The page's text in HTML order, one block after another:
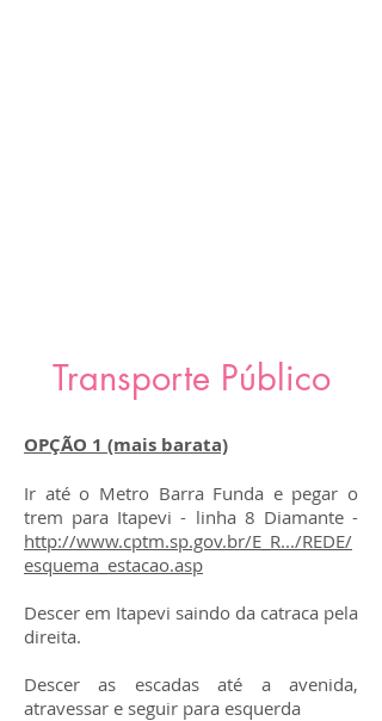
Transporte Público
OPÇÃO 1 (mais barata)
Ir até o Metro Barra Funda e pegar o
trem para Itapevi - linha 8 Diamante -
http://www.cptm.sp.gov.br/E_R.../REDE/
esquema_estacao.asp
Descer em Itapevi saindo da catraca pela
direita.
Descer as escadas até a avenida,
atravessar e seguir para esquerda